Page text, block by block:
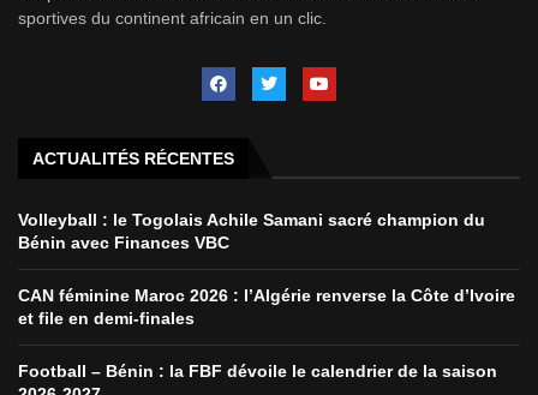
sportives du continent africain en un clic.
ACTUALITÉS RÉCENTES
Volleyball : le Togolais Achile Samani sacré champion du
Bénin avec Finances VBC
CAN féminine Maroc 2026 : l’Algérie renverse la Côte d’Ivoire
et file en demi-finales
Football – Bénin : la FBF dévoile le calendrier de la saison